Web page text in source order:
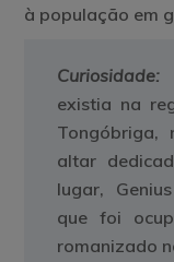
à população em
Curiosidade:
existia na
Tongóbriga,
altar
lugar,
que foi
romanizado